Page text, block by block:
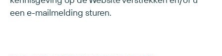
een e-mailmelding sturen.